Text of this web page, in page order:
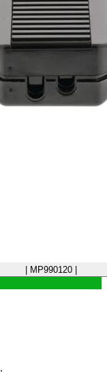
| MP990120 |